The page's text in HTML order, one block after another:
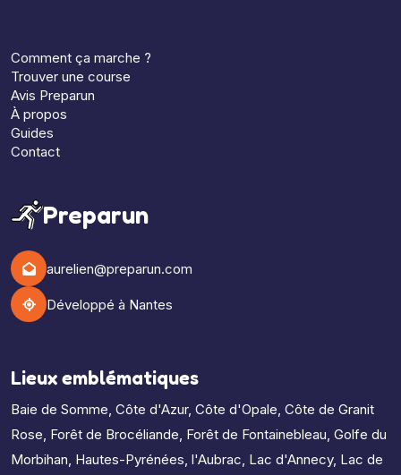
Comment ça marche ?
Trouver une course
Avis Preparun
À propos
Guides
Contact
Preparun
aurelien@preparun.com
Développé à Nantes
Lieux emblématiques
Baie de Somme, Côte d'Azur, Côte d'Opale, Côte de Granit
Rose, Forêt de Brocéliande, Forêt de Fontainebleau, Golfe du
Morbihan, Hautes-Pyrénées, l'Aubrac, Lac d'Annecy, Lac de